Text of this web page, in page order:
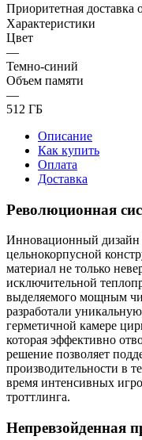
Приоритетная доставка
Характеристики
Цвет
—
Темно-синий
Объем памяти
—
512 ГБ
Описание
Как купить
Оплата
Доставка
Революционная
Инновационный дизайн
цельнокорпусной
материал не только
исключительной
выделяемого мощным
разработали
герметичной камере
которая эффективно
решение позволяет
производительности в
время интенсивных
троттлинга.
Непревзойденная